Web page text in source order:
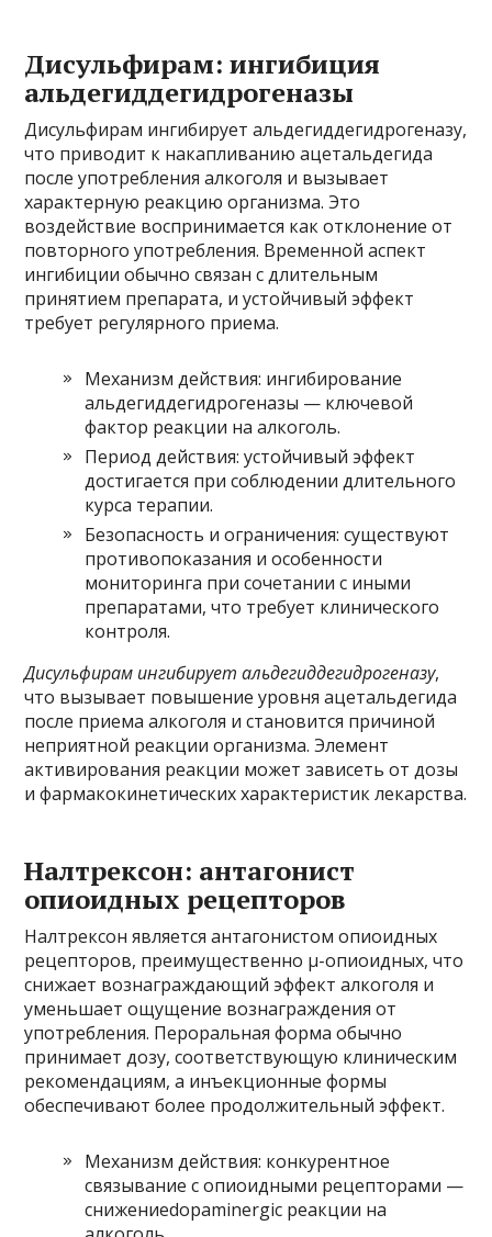
Дисульфирам: ингибиция
альдегиддегидрогеназы
Дисульфирам ингибирует альдегиддегидрогеназу,
что приводит к накапливанию ацетальдегида
после употребления алкоголя и вызывает
характерную реакцию организма. Это
воздействие воспринимается как отклонение от
повторного употребления. Временной аспект
ингибиции обычно связан с длительным
принятием препарата, и устойчивый эффект
требует регулярного приема.
Механизм действия: ингибирование
альдегиддегидрогеназы — ключевой
фактор реакции на алкоголь.
Период действия: устойчивый эффект
достигается при соблюдении длительного
курса терапии.
Безопасность и ограничения: существуют
противопоказания и особенности
мониторинга при сочетании с иными
препаратами, что требует клинического
контроля.
Дисульфирам ингибирует альдегиддегидрогеназу,
что вызывает повышение уровня ацетальдегида
после приема алкоголя и становится причиной
неприятной реакции организма. Элемент
активирования реакции может зависеть от дозы
и фармакокинетических характеристик лекарства.
Налтрексон: антагонист
опиоидных рецепторов
Налтрексон является антагонистом опиоидных
рецепторов, преимущественно μ-опиоидных, что
снижает вознаграждающий эффект алкоголя и
уменьшает ощущение вознаграждения от
употребления. Пероральная форма обычно
принимает дозу, соответствующую клиническим
рекомендациям, а инъекционные формы
обеспечивают более продолжительный эффект.
Механизм действия: конкурентное
связывание с опиоидными рецепторами —
снижениеdopaminergic реакции на